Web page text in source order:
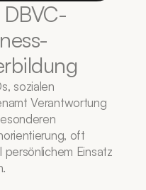
sozialen
Verantwortung
oft
Einsatz